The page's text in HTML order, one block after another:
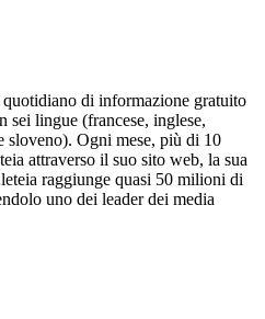
di informazione gratuito
sei lingue (francese, inglese,
sloveno). Ogni mese, più di 10
attraverso il suo sito web, la sua
raggiunge quasi 50 milioni di
uno dei leader dei media